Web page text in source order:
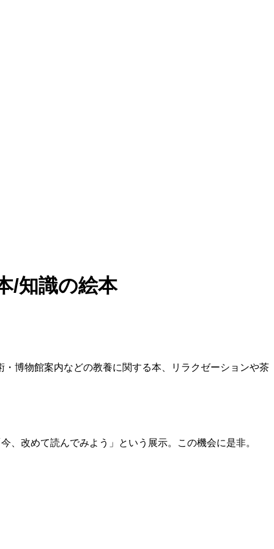
/知識の絵本
博物館案内などの教養に関する本、リラクゼーションや茶
、改めて読んでみよう」という展示。この機会に是非。